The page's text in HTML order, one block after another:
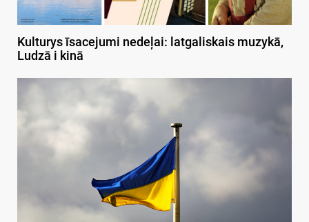
Kulturys īsacejumi nedeļai: latgaliskais muzykā,
Ludzā i kinā